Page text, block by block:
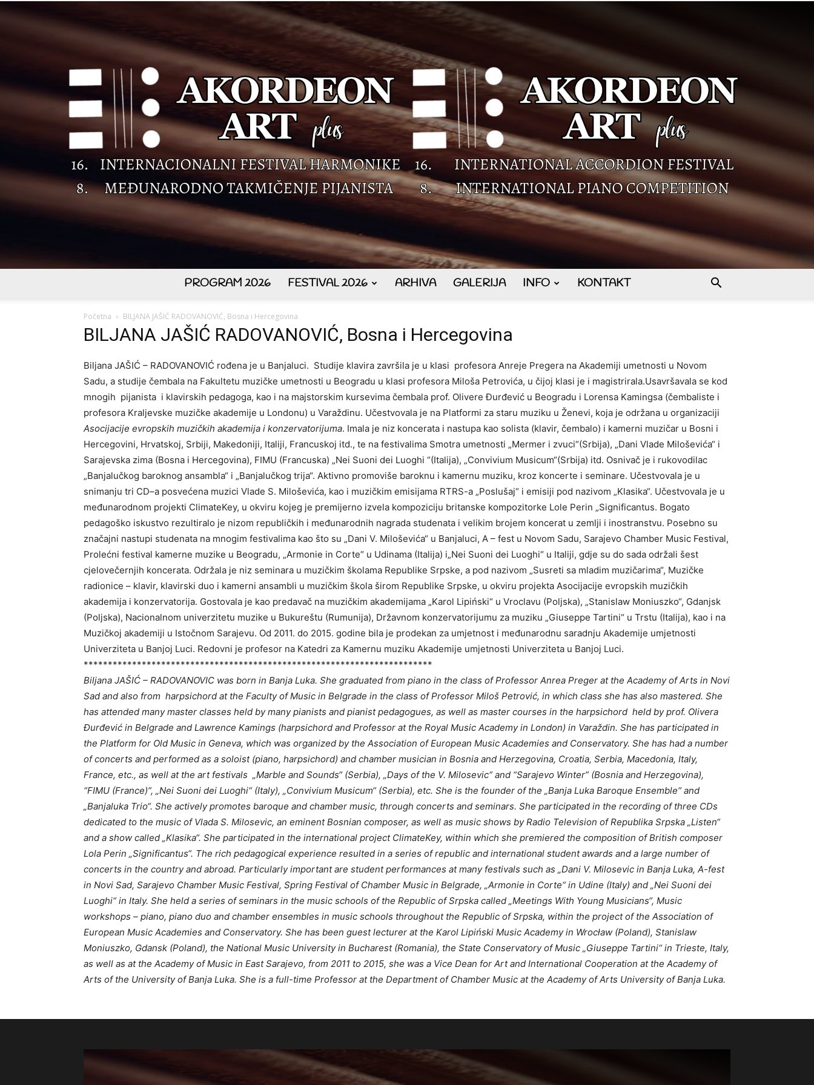
ART
plus
PROGRAM 2026 FESTIVAL 2026 ARHIVA GALERIJA INFO KONTAKT
Početna BILJANA JAŠIĆ RADOVANOVIĆ, Bosna i Hercegovina
BILJANA JAŠIĆ RADOVANOVIĆ, Bosna i Hercegovina
Bilјana JAŠIĆ – RADOVANOVIĆ rođena je u Banjaluci. Studije klavira završila je u klasi profesora Anreje Pregera na Akademiji umetnosti u Novom
Sadu, a studije čembala na Fakultetu muzičke umetnosti u Beogradu u klasi profesora Miloša Petrovića, u čijoj klasi je i magistrirala.Usavršavala se kod
mnogih pijanista i klavirskih pedagoga, kao i na majstorskim kursevima čembala prof. Olivere Đurđević u Beogradu i Lorensa Kamingsa (čembaliste i
profesora Kralјevske muzičke akademije u Londonu) u Varaždinu. Učestvovala je na Platformi za staru muziku u Ženevi, koja je održana u organizaciji
Asocijacije evropskih muzičkih akademija i konzervatorijuma. Imala je niz koncerata i nastupa kao solista (klavir, čembalo) i kamerni muzičar u Bosni i
Hercegovini, Hrvatskoj, Srbiji, Makedoniji, Italiji, Francuskoj itd., te na festivalima Smotra umetnosti „Mermer i zvuci“(Srbija), „Dani Vlade Miloševića“ i
Sarajevska zima (Bosna i Hercegovina), FIMU (Francuska) „Nei Suoni dei Luoghi “(Italija), „Convivium Musicum“(Srbija) itd. Osnivač je i rukovodilac
„Banjalučkog baroknog ansambla“ i „Banjalučkog trija“. Aktivno promoviše baroknu i kamernu muziku, kroz koncerte i seminare. Učestvovala je u
snimanju tri CD–a posvećena muzici Vlade S. Miloševića, kao i muzičkim emisijama RTRS-a „Poslušaj“ i emisiji pod nazivom „Klasika“. Učestvovala je u
međunarodnom projekti ClimateKey, u okviru kojeg je premijerno izvela kompoziciju britanske kompozitorke Lole Perin „Significantus. Bogato
pedagoško iskustvo rezultiralo je nizom republičkih i međunarodnih nagrada studenata i velikim brojem koncerat u zemlјi i inostranstvu. Posebno su
značajni nastupi studenata na mnogim festivalima kao što su „Dani V. Miloševića“ u Banjaluci, A – fest u Novom Sadu, Sarajevo Chamber Music Festival,
Prolećni festival kamerne muzike u Beogradu, „Armonie in Corte“ u Udinama (Italija) i„Nei Suoni dei Luoghi“ u Italiji, gdje su do sada održali šest
cjelovečernjih koncerata. Održala je niz seminara u muzičkim školama Republike Srpske, a pod nazivom „Susreti sa mladim muzičarima“, Muzičke
radionice – klavir, klavirski duo i kamerni ansambli u muzičkim škola širom Republike Srpske, u okviru projekta Asocijacije evropskih muzičkih
akademija i konzervatorija. Gostovala je kao predavač na muzičkim akademijama „Karol Lipiński“ u Vroclavu (Polјska), „Stanislaw Moniuszko“, Gdanjsk
(Polјska), Nacionalnom univerzitetu muzike u Bukureštu (Rumunija), Državnom konzervatorijumu za muziku „Giuseppe Tartini“ u Trstu (Italija), kao i na
Muzičkoj akademiji u Istočnom Sarajevu. Od 2011. do 2015. godine bila je prodekan za umjetnost i međunarodnu saradnju Akademije umjetnosti
Univerziteta u Banjoj Luci. Redovni je profesor na Katedri za Kamernu muziku Akademije umjetnosti Univerziteta u Banjoj Luci.
************************************************************************
Biljana JAŠIĆ – RADOVANOVIC was born in Banja Luka. She graduated from piano in the class of Professor Anrea Preger at the Academy of Arts in Novi
Sad and also from harpsichord at the Faculty of Music in Belgrade in the class of Professor Miloš Petrović, in which class she has also mastered. She
has attended many master classes held by many pianists and pianist pedagogues, as well as master courses in the harpsichord held by prof. Olivera
Đurđević in Belgrade and Lawrence Kamings (harpsichord and Professor at the Royal Music Academy in London) in Varaždin. She has participated in
the Platform for Old Music in Geneva, which was organized by the Association of European Music Academies and Conservatory. She has had a number
of concerts and performed as a soloist (piano, harpsichord) and chamber musician in Bosnia and Herzegovina, Croatia, Serbia, Macedonia, Italy,
France, etc., as well at the art festivals „Marble and Sounds“ (Serbia), „Days of the V. Milosevic“ and “Sarajevo Winter” (Bosnia and Herzegovina),
“FIMU (France)”, „Nei Suoni dei Luoghi“ (Italy), „Convivium Musicum“ (Serbia), etc. She is the founder of the „Banja Luka Baroque Ensemble“ and
„Banjaluka Trio“. She actively promotes baroque and chamber music, through concerts and seminars. She participated in the recording of three CDs
dedicated to the music of Vlada S. Milosevic, an eminent Bosnian composer, as well as music shows by Radio Television of Republika Srpska „Listen“
and a show called „Klasika“. She participated in the international project ClimateKey, within which she premiered the composition of British composer
Lola Perin „Significantus“. The rich pedagogical experience resulted in a series of republic and international student awards and a large number of
concerts in the country and abroad. Particularly important are student performances at many festivals such as „Dani V. Milosevic in Banja Luka, A-fest
in Novi Sad, Sarajevo Chamber Music Festival, Spring Festival of Chamber Music in Belgrade, „Armonie in Corte“ in Udine (Italy) and „Nei Suoni dei
Luoghi“ in Italy. She held a series of seminars in the music schools of the Republic of Srpska called „Meetings With Young Musicians“, Music
workshops – piano, piano duo and chamber ensembles in music schools throughout the Republic of Srpska, within the project of the Association of
European Music Academies and Conservatory. She has been guest lecturer at the Karol Lipiński Music Academy in Wrocław (Poland), Stanislaw
Moniuszko, Gdansk (Poland), the National Music University in Bucharest (Romania), the State Conservatory of Music „Giuseppe Tartini“ in Trieste, Italy,
as well as at the Academy of Music in East Sarajevo, from 2011 to 2015, she was a Vice Dean for Art and International Cooperation at the Academy of
Arts of the University of Banja Luka. She is a full-time Professor at the Department of Chamber Music at the Academy of Arts University of Banja Luka.